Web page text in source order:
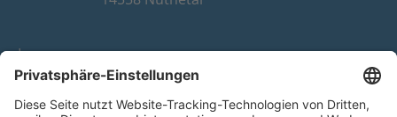
Impressum
Datenschutz